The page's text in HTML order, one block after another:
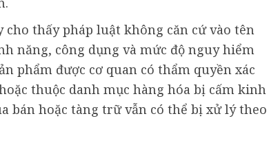
cho thấy pháp luật không căn cứ vào tên
năng, công dụng và mức độ nguy hiểm
phẩm được cơ quan có thẩm quyền xác
thuộc danh mục hàng hóa bị cấm kinh
bán hoặc tàng trữ vẫn có thể bị xử lý theo